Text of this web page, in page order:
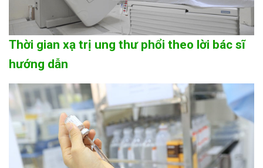
Thời gian xạ trị ung thư phổi theo lời bác sĩ
hướng dẫn